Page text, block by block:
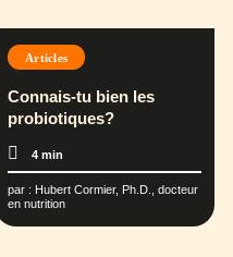
Articles
Connais-tu bien les
probiotiques?
4 min
par : Hubert Cormier, Ph.D., docteur
en nutrition